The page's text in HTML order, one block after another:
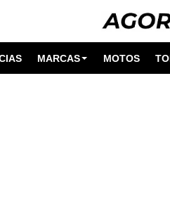
MARCAS MOTOS